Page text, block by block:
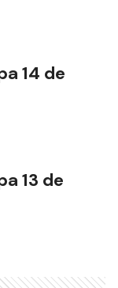
14 de
13 de